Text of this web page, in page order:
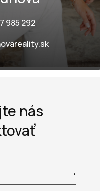
985 292
nás